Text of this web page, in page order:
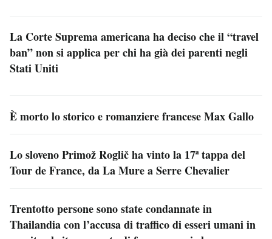
La Corte Suprema americana ha deciso che il “travel
ban” non si applica per chi ha già dei parenti negli
Stati Uniti
È morto lo storico e romanziere francese Max Gallo
Lo sloveno Primož Roglič ha vinto la 17ª tappa del
Tour de France, da La Mure a Serre Chevalier
Trentotto persone sono state condannate in
Thailandia con l’accusa di traffico di esseri umani in